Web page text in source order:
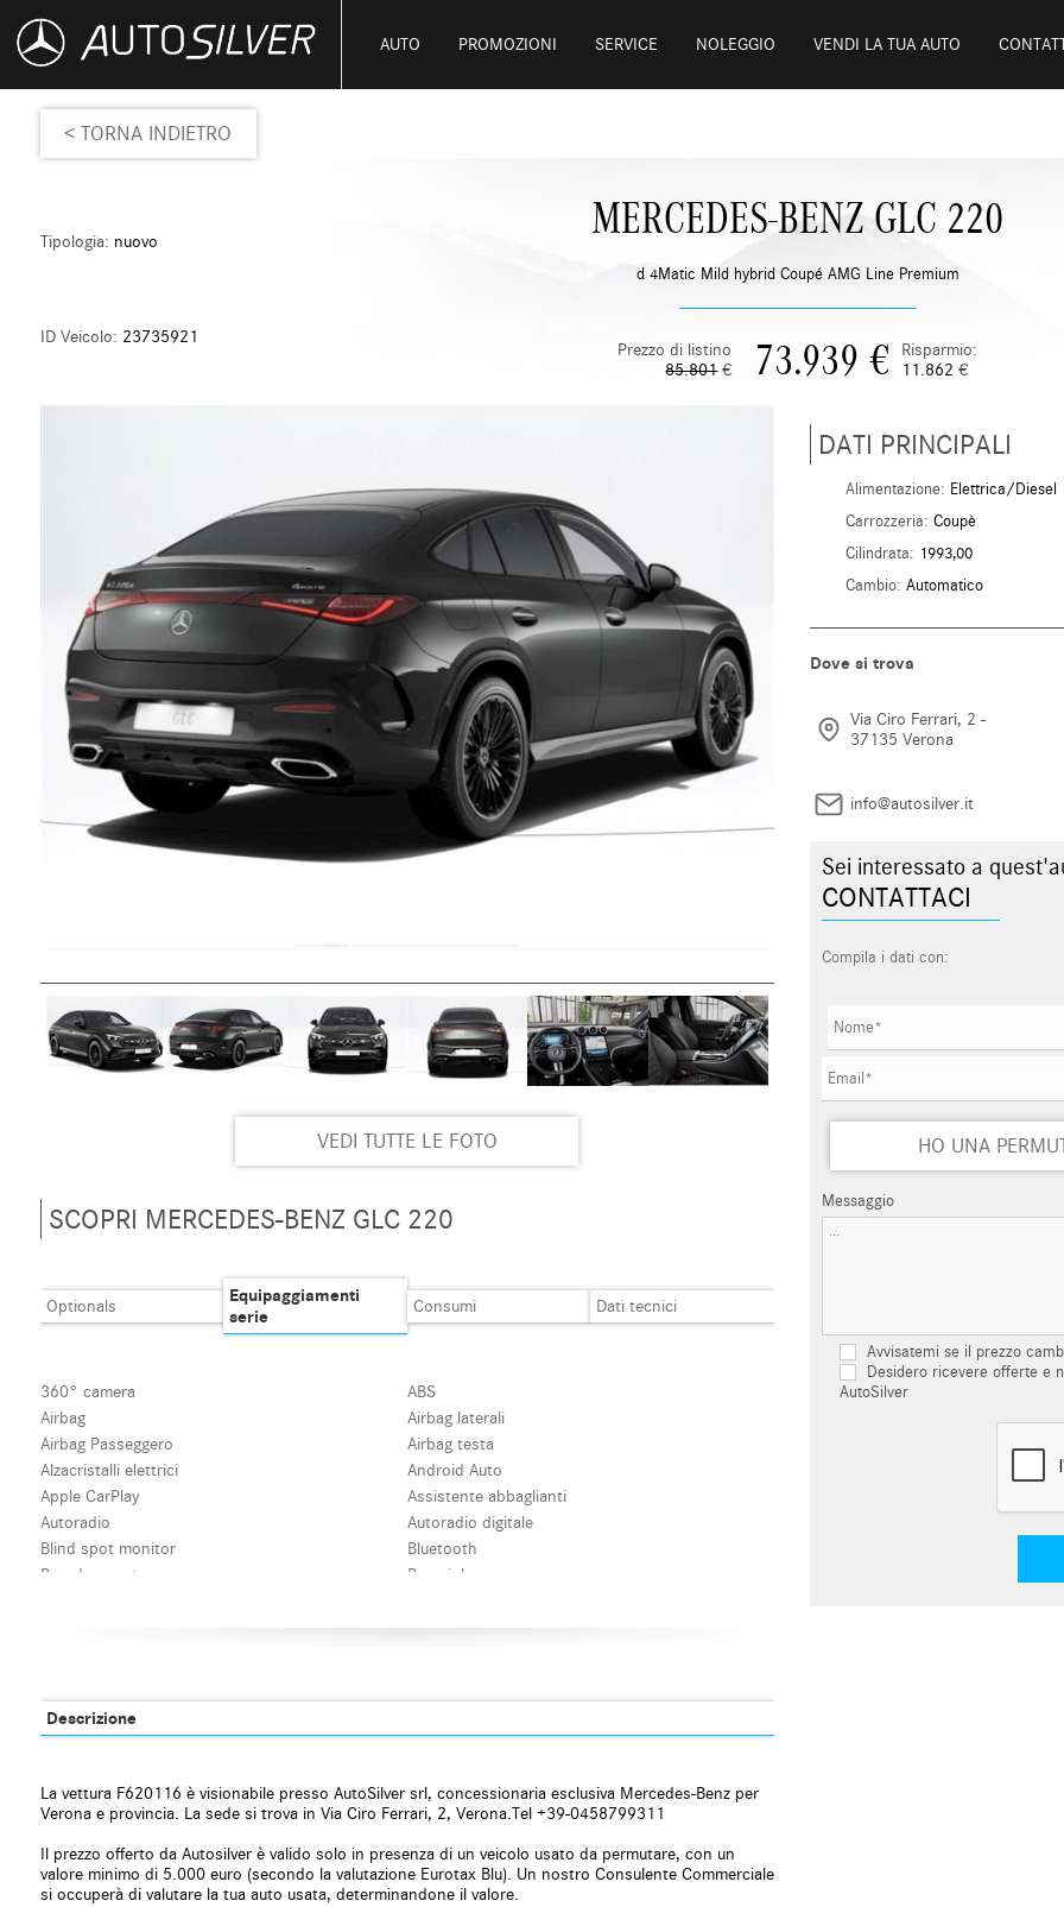
AUTO PROMOZIONI SERVICE NOLEGGIO VENDI LA TUA AUTO
< TORNA INDIETRO
Tipologia: nuovo
ID Veicolo: 23735921
MERCEDES-BENZ GLC 220
d 4Matic Mild hybrid Coupé AMG Line Premium
Prezzo di listino
85.801 € 73.939 €
Risparmio:
11.862 €
VEDI TUTTE LE FOTO
SCOPRI MERCEDES-BENZ GLC 220
Optionals
Equipaggiamenti
serie
Consumi Dati tecnici
360° camera
ABS
Airbag
Airbag laterali
Airbag Passeggero
Airbag testa
Alzacristalli elettrici
Android Auto
Apple CarPlay
Assistente abbaglianti
Autoradio
Autoradio digitale
Blind spot monitor
Bluetooth
Boardcomputer
Bracciolo
Chiusura centralizzata
Controllo elettronico della corsia
Controllo trazione
Controllo vocale
Cruise Control
Frenata d'emergenza assistita
Freno di stazionamento elettrico
Hill holder
Immobilizzatore elettronico
Leve al volante
Limitatore di velocità
Luce d'ambiente
Luci diurne
Descrizione
La vettura F620116 è visionabile presso AutoSilver srl, concessionaria esclusiva Mercedes-Benz per
Verona e provincia. La sede si trova in Via Ciro Ferrari, 2, Verona.Tel +39-0458799311
Il prezzo offerto da Autosilver è valido solo in presenza di un veicolo usato da permutare, con un
valore minimo di 5.000 euro (secondo la valutazione Eurotax Blu). Un nostro Consulente Commerciale
si occuperà di valutare la tua auto usata, determinandone il valore.
DATI PRINCIPALI
Alimentazione: Elettrica/Diesel
Carrozzeria: Coupè
Cilindrata: 1993,00
Cambio: Automatico
Dove si trova
Via Ciro Ferrari, 2 -
37135 Verona
info@autosilver.it
Sei interessato a
CONTATTACI
Compila i dati con:
HO UNA
Messaggio
Avvisatemi se il prezzo
Desidero ricevere offerte e
AutoSilver